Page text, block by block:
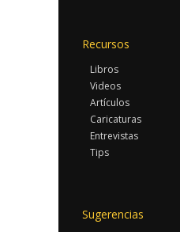
Recursos
Libros
Videos
Artículos
Caricaturas
Entrevistas
Tips
Sugerencias